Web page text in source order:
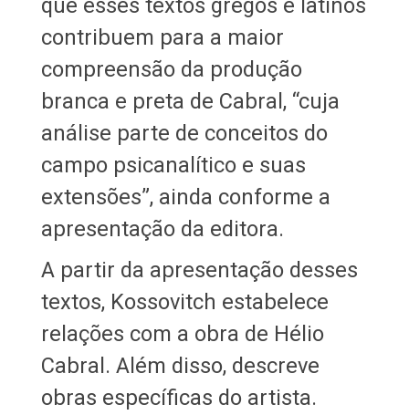
que esses textos gregos e latinos
contribuem para a maior
compreensão da produção
branca e preta de Cabral, “cuja
análise parte de conceitos do
campo psicanalítico e suas
extensões”, ainda conforme a
apresentação da editora.
A partir da apresentação desses
textos, Kossovitch estabelece
relações com a obra de Hélio
Cabral. Além disso, descreve
obras específicas do artista.